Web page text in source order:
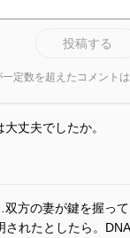
投稿する
定数を超えたコメント
丈夫でしたか。
方の妻が鍵を握っ
されたとしたら。